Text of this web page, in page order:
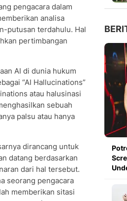
pengacara dalam
analisa
putusan terdahulu. Hal
pertimbangan
AI di dunia hukum
“AI Hallucinations”
atau halusinasi
sebuah
palsu atau hanya
dirancang untuk
datang berdasarkan
dari hal tersebut.
seorang pengacara
memberikan sitasi